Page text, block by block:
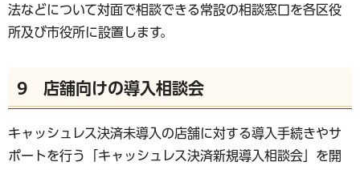
法などについて対面で相談できる常設の相談窓口を各区役
所及び市役所に設置します。
9 店舗向けの導入相談会
キャッシュレス決済未導入の店舗に対する導入手続きやサ
ポートを行う「キャッシュレス決済新規導入相談会」を開